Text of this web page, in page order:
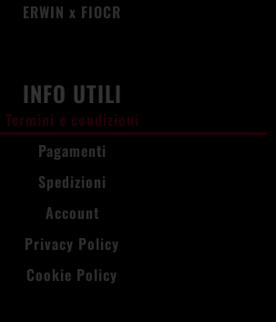
ERWIN x FIOCR
INFO UTILI
Termini e condizioni
Pagamenti
Spedizioni
Account
Privacy Policy
Cookie Policy